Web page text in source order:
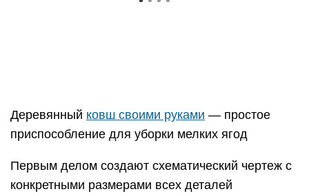
Деревянный ковш своими руками — простое
приспособление для уборки мелких ягод
Первым делом создают схематический чертеж с
конкретными размерами всех деталей